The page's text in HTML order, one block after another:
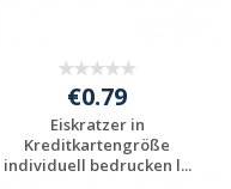
€0.79
Eiskratzer in
Kreditkartengröße
individuell bedrucken l...